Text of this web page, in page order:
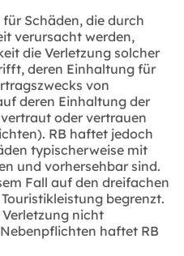
Schäden, die durch
verursacht werden,
die Verletzung solcher
deren Einhaltung für
von
deren Einhaltung der
oder vertrauen
RB haftet jedoch
typischerweise mit
und vorhersehbar sind.
Fall auf den dreifachen
begrenzt.
nicht
haftet RB